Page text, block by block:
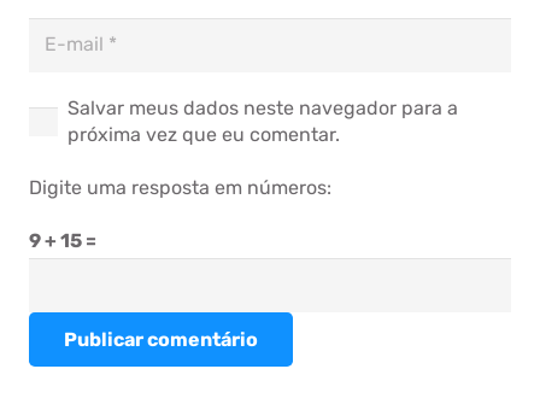
Salvar meus dados neste navegador para a
próxima vez que eu comentar.
Digite uma resposta em números:
9 + 15 =
Publicar comentário